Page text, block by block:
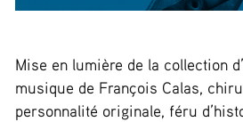
Mise en lumière de la collection
musique de François Calas,
personnalité originale, féru